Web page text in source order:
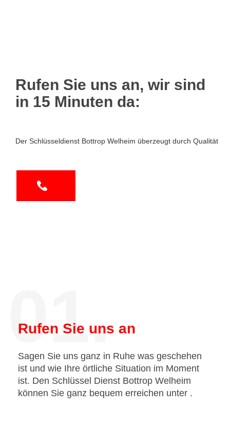
Rufen Sie uns an, wir sind
in 15 Minuten da:
Der Schlüsseldienst Bottrop Welheim überzeugt durch Qualität
01.
Rufen Sie uns an
Sagen Sie uns ganz in Ruhe was geschehen
ist und wie Ihre örtliche Situation im Moment
ist. Den Schlüssel Dienst Bottrop Welheim
können Sie ganz bequem erreichen unter .